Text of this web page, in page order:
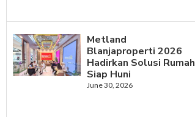
Metland
Blanjaproperti 2026
Hadirkan Solusi Rumah
Siap Huni
June 30, 2026